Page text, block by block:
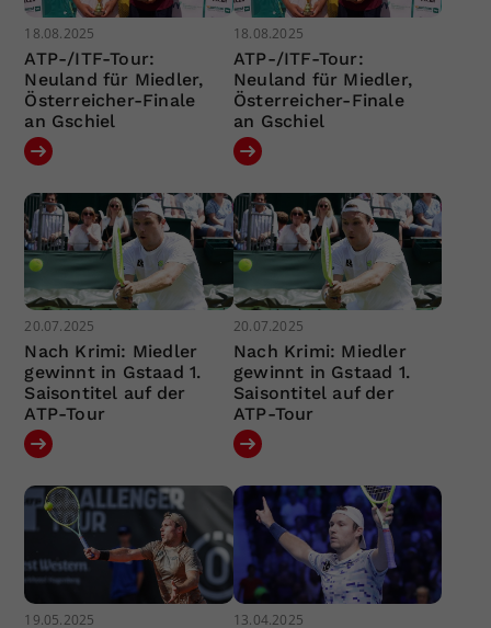
18.08.2025
ATP-/ITF-Tour:
Neuland für Miedler,
Österreicher-Finale
an Gschiel
18.08.2025
ATP-/ITF-Tour:
Neuland für Miedler,
Österreicher-Finale
an Gschiel
20.07.2025
Nach Krimi: Miedler
gewinnt in Gstaad 1.
Saisontitel auf der
ATP-Tour
20.07.2025
Nach Krimi: Miedler
gewinnt in Gstaad 1.
Saisontitel auf der
ATP-Tour
19.05.2025 13.04.2025